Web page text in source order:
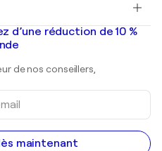
d’une réduction de 10 %
de nos conseillers,
maintenant